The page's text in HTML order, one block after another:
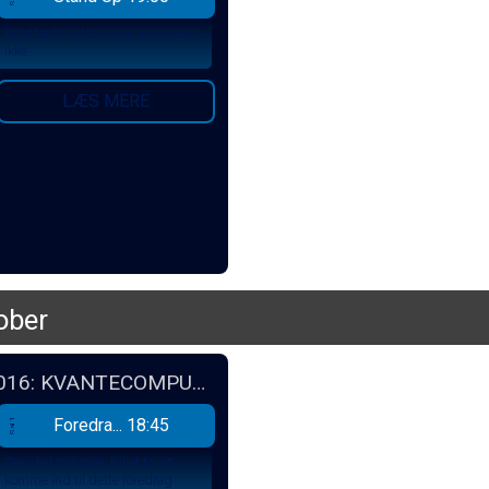
Billetter til dette show reunderes
LÆS MERE
FOREDRAG EFTERÅR 2016: KVANTECOMPUTEREN
Sal 1 Foredra... 18:45
Der skal indløses billet for at